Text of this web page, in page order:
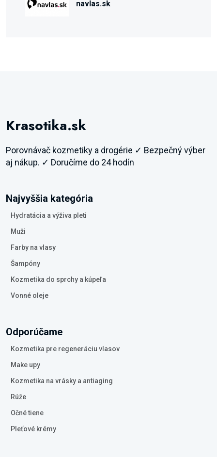
navlas.sk
Krasotika.sk
Porovnávač kozmetiky a drogérie ✓ Bezpečný výber
aj nákup. ✓ Doručíme do 24 hodín
Najvyššia kategória
Hydratácia a výživa pleti
Muži
Farby na vlasy
Šampóny
Kozmetika do sprchy a kúpeľa
Vonné oleje
Odporúčame
Kozmetika pre regeneráciu vlasov
Make upy
Kozmetika na vrásky a antiaging
Rúže
Očné tiene
Pleťové krémy